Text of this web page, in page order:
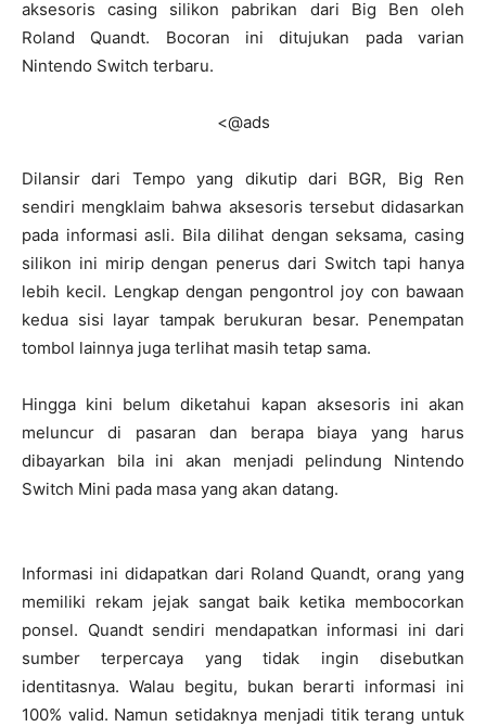
aksesoris casing silikon pabrikan dari Big Ben oleh
Roland Quandt. Bocoran ini ditujukan pada varian
Nintendo Switch terbaru.
<@ads
Dilansir dari Tempo yang dikutip dari BGR, Big Ren
sendiri mengklaim bahwa aksesoris tersebut didasarkan
pada informasi asli. Bila dilihat dengan seksama, casing
silikon ini mirip dengan penerus dari Switch tapi hanya
lebih kecil. Lengkap dengan pengontrol joy con bawaan
kedua sisi layar tampak berukuran besar. Penempatan
tombol lainnya juga terlihat masih tetap sama.
Hingga kini belum diketahui kapan aksesoris ini akan
meluncur di pasaran dan berapa biaya yang harus
dibayarkan bila ini akan menjadi pelindung Nintendo
Switch Mini pada masa yang akan datang.
Informasi ini didapatkan dari Roland Quandt, orang yang
memiliki rekam jejak sangat baik ketika membocorkan
ponsel. Quandt sendiri mendapatkan informasi ini dari
sumber terpercaya yang tidak ingin disebutkan
identitasnya. Walau begitu, bukan berarti informasi ini
100% valid. Namun setidaknya menjadi titik terang untuk